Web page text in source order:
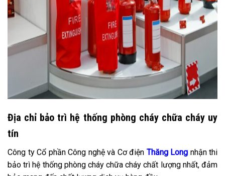
Địa chỉ bảo trì hệ thống phòng cháy chữa cháy uy
tín
Công ty Cổ phần Công nghệ và Cơ điện Thăng Long nhận thi
bảo trì hệ thống phòng cháy chữa cháy chất lượng nhất, đảm